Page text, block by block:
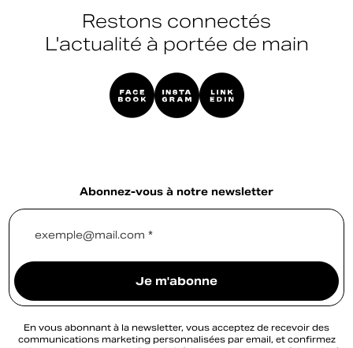
Restons connectés
L'actualité à portée de main
Abonnez-vous à notre newsletter
exemple@mail.com *
Je m'abonne
En vous abonnant à la newsletter, vous acceptez de recevoir des
communications marketing personnalisées par email, et confirmez